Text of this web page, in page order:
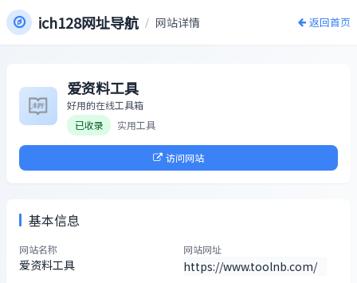
ich128网址导航 / 网站详情 返回首页
爱资料工具
好用的在线工具箱
已收录
实用工具
访问网站
基本信息
网站名称
爱资料工具
网站网址
https://www.toolnb.com/